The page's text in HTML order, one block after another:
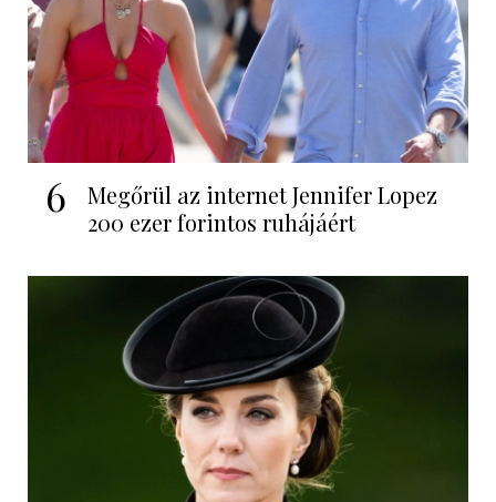
6
Megőrül az internet Jennifer Lopez
200 ezer forintos ruhájáért